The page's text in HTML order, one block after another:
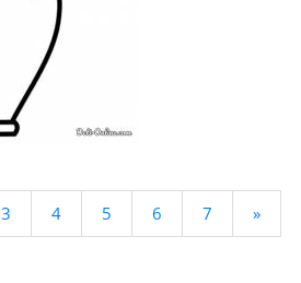
3 4 5 6 7 »